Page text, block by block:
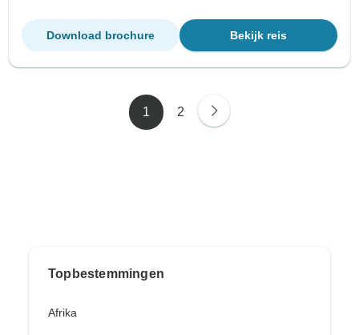
Bekijk reis
Download brochure
1 2
Topbestemmingen
Afrika